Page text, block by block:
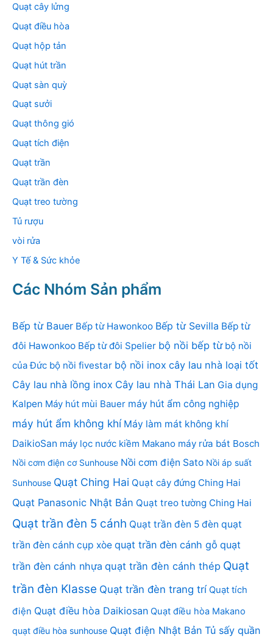
Quạt cây lửng
Quạt điều hòa
Quạt hộp tản
Quạt hút trần
Quạt sàn quỳ
Quạt sưởi
Quạt thông gió
Quạt tích điện
Quạt trần
Quạt trần đèn
Quạt treo tường
Tủ rượu
vòi rửa
Y Tế & Sức khỏe
Các Nhóm Sản phẩm
Bếp từ Bauer Bếp từ Hawonkoo Bếp từ Sevilla Bếp từ
đôi Hawonkoo Bếp từ đôi Spelier bộ nồi bếp từ bộ nồi
của Đức bộ nồi fivestar bộ nồi inox cây lau nhà loại tốt
Cây lau nhà lồng inox Cây lau nhà Thái Lan Gia dụng
Kalpen Máy hút mùi Bauer máy hút ẩm công nghiệp
máy hút ẩm không khí Máy làm mát không khí
DaikioSan máy lọc nước kiềm Makano máy rửa bát Bosch
Nồi cơm điện cơ Sunhouse Nồi cơm điện Sato Nồi áp suất
Sunhouse Quạt Ching Hai Quạt cây đứng Ching Hai
Quạt Panasonic Nhật Bản Quạt treo tường Ching Hai
Quạt trần đèn 5 cánh Quạt trần đèn 5 đèn quạt
trần đèn cánh cụp xòe quạt trần đèn cánh gỗ quạt
trần đèn cánh nhựa quạt trần đèn cánh thép Quạt
trần đèn Klasse Quạt trần đèn trang trí Quạt tích
điện Quạt điều hòa Daikiosan Quạt điều hòa Makano
quạt điều hòa sunhouse Quạt điện Nhật Bản Tủ sấy quần